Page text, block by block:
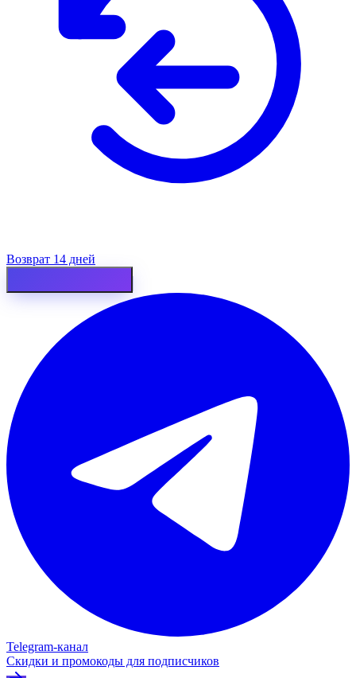
Возврат 14 дней
Telegram‑канал
Скидки и промокоды для подписчиков